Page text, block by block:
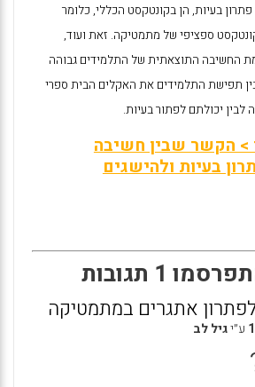
פתרון בעיות, הן בקונטקסט הכללי, כלומר
ספציפי של מתמטיקה. זאת ועוד,
החשיבה התוצאתית של התלמידים גבוהה
תפישת התלמידים את האקלים הבית ספרי
לבין יכולתם לפתור בעיות.
> הקשר שבין חשיבה
בעיות ולהישגים
1 תגובות
אתגרים במתמטיקה
ע״יגיל לב